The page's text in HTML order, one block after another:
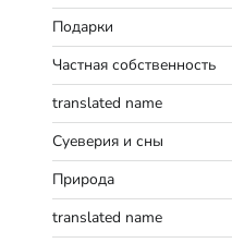
Подарки
Частная собственность
translated name
Суеверия и сны
Природа
translated name